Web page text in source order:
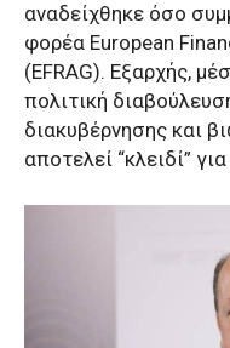
αναδείχθηκε όσο
φορέα European
(EFRAG). Εξαρχής,
πολιτική
διακυβέρνησης και
αποτελεί “κλειδί”